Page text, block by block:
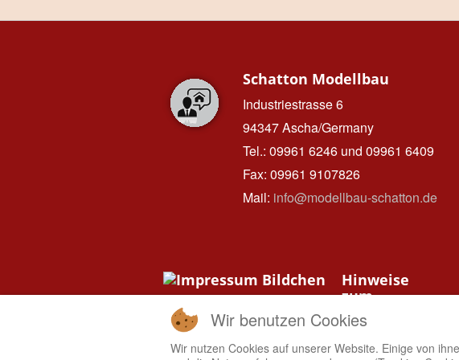
Schatton Modellbau
Industriestrasse 6
94347 Ascha/Germany
Tel.: 09961 6246 und 09961 6409
Fax: 09961 9107826
Mail: info@modellbau-schatton.de
Hinweise
zum
Datenschutz
IMPRESSUM
Wir benutzen Cookies
Wir nutzen Cookies auf unserer Website. Einige von